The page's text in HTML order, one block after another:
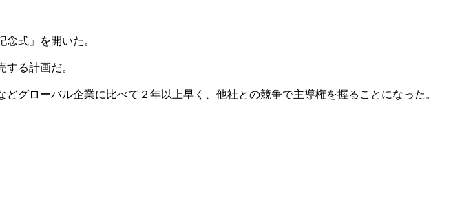
式」を開いた。
る計画だ。
グローバル企業に比べて２年以上早く、他社との競争で主導権を握ることになった。